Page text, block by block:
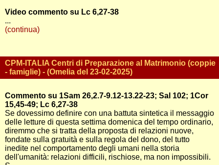
Video commento su Lc 6,27-38
...
(continua)
CPM-ITALIA Centri di Preparazione al Matrimonio (coppie
- famiglie) - (Omelia del 23-02-2025)
Commento su 1Sam 26,2.7-9.12-13.22-23; Sal 102; 1Cor
15,45-49; Lc 6,27-38
Se dovessimo definire con una battuta sintetica il messaggio
delle letture di questa settima domenica del tempo ordinario,
diremmo che si tratta della proposta di relazioni nuove,
fondate sulla gratuità e sulla regola del dono, del tutto
inedite nel comportamento degli umani nella storia
dell'umanità: relazioni difficili, rischiose, ma non impossibili.